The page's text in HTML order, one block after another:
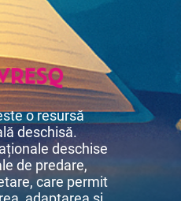
o resursă
deschisă.
deschise
de predare,
care permit